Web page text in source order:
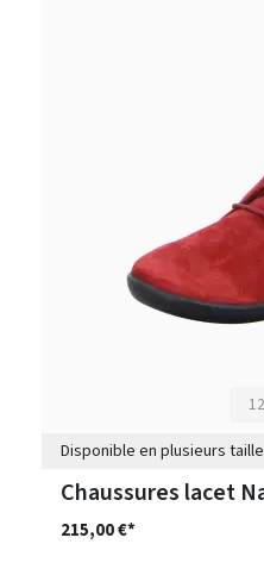
Disponible en plusieurs
Chaussures lacet
215,00 €*